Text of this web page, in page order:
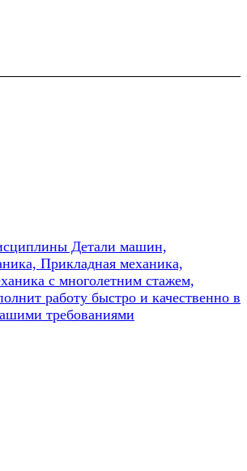
Детали машин,
Прикладная механика,
с многолетним стажем,
работу быстро и качественно в
требованиями